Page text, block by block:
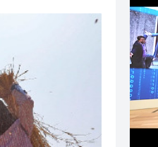
20:41